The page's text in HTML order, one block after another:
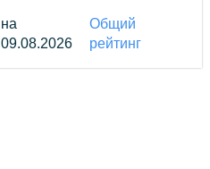
на
09.08.2026
Общий
рейтинг